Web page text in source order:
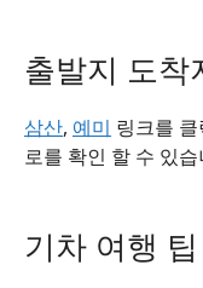
출발지 도착
삼산, 예미 링크를
로를 확인 할 수 있습
기차 여행 팁